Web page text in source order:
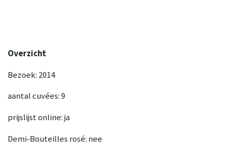
Overzicht
Bezoek: 2014
aantal cuvées: 9
prijslijst online: ja
Demi-Bouteilles rosé: nee